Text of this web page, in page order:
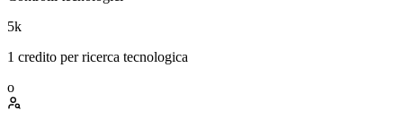
5k
1 credito per ricerca tecnologica
o